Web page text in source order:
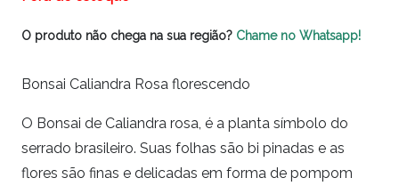
O produto não chega na sua região? Chame no Whatsapp!
Bonsai Caliandra Rosa florescendo
O Bonsai de Caliandra rosa, é a planta símbolo do
serrado brasileiro. Suas folhas são bi pinadas e as
flores são finas e delicadas em forma de pompom